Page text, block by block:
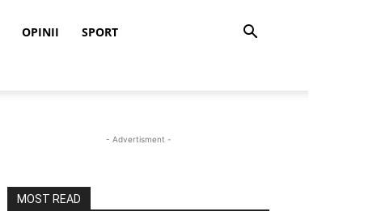
OPINII SPORT
- Advertisment -
MOST READ